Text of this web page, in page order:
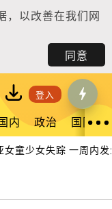
，以改善在我们网
同意
登入
国内 政治 国际
童少女失踪 一周内发